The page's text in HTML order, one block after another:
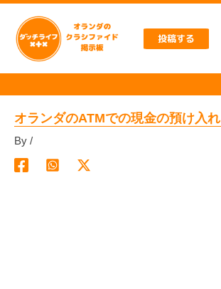
ッ
投稿する
オランダのATMでの現金の預け入れ
By /